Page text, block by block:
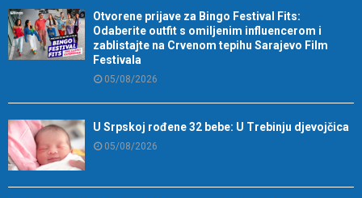
Otvorene prijave za Bingo Festival Fits:
Odaberite outfit s omiljenim influencerom i
zablistajte na Crvenom tepihu Sarajevo Film
Festivala
05/08/2026
U Srpskoj rođene 32 bebe: U Trebinju djevojčica
05/08/2026